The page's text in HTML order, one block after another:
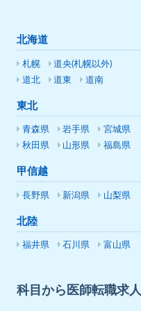
北海道
札幌
道央(札幌以外)
道北
道東 道南
東北
青森県 岩手県
宮城県
秋田県
山形県 福島県
甲信越
長野県 新潟県 山梨県
北陸
福井県 石川県 富山県
科目から医師転職求